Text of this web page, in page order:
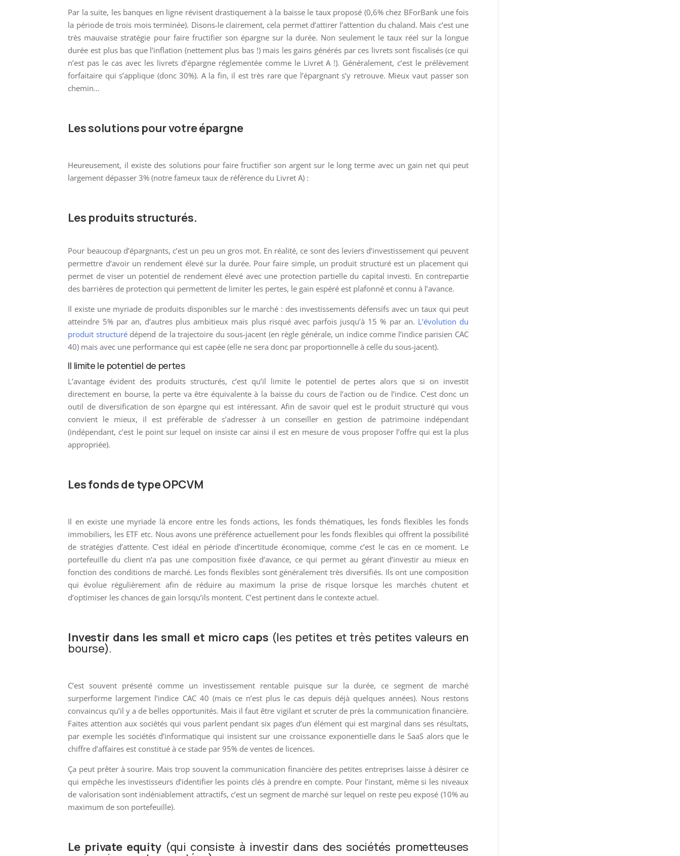
Par la suite, les banques en ligne révisent drastiquement à la baisse le taux proposé (0,6% chez BForBank une fois
la période de trois mois terminée). Disons-le clairement, cela permet d’attirer l’attention du chaland. Mais c’est une
très mauvaise stratégie pour faire fructifier son épargne sur la durée. Non seulement le taux réel sur la longue
durée est plus bas que l’inflation (nettement plus bas !) mais les gains générés par ces livrets sont fiscalisés (ce qui
n’est pas le cas avec les livrets d’épargne réglementée comme le Livret A !). Généralement, c’est le prélèvement
forfaitaire qui s’applique (donc 30%). A la fin, il est très rare que l’épargnant s’y retrouve. Mieux vaut passer son
chemin…
Les solutions pour votre épargne
Heureusement, il existe des solutions pour faire fructifier son argent sur le long terme avec un gain net qui peut
largement dépasser 3% (notre fameux taux de référence du Livret A) :
Les produits structurés.
Pour beaucoup d’épargnants, c’est un peu un gros mot. En réalité, ce sont des leviers d’investissement qui peuvent
permettre d’avoir un rendement élevé sur la durée. Pour faire simple, un produit structuré est un placement qui
permet de viser un potentiel de rendement élevé avec une protection partielle du capital investi. En contrepartie
des barrières de protection qui permettent de limiter les pertes, le gain espéré est plafonné et connu à l’avance.
Il existe une myriade de produits disponibles sur le marché : des investissements défensifs avec un taux qui peut
atteindre 5% par an, d’autres plus ambitieux mais plus risqué avec parfois jusqu’à 15 % par an. L’évolution du
produit structurédépend de la trajectoire du sous-jacent (en règle générale, un indice comme l’indice parisien CAC
40) mais avec une performance qui est capée (elle ne sera donc par proportionnelle à celle du sous-jacent).
Il limite le potentiel de pertes
L’avantage évident des produits structurés, c’est qu’il limite le potentiel de pertes alors que si on investit
directement en bourse, la perte va être équivalente à la baisse du cours de l’action ou de l’indice. C’est donc un
outil de diversification de son épargne qui est intéressant. Afin de savoir quel est le produit structuré qui vous
convient le mieux, il est préférable de s’adresser à un conseiller en gestion de patrimoine indépendant
(indépendant, c’est le point sur lequel on insiste car ainsi il est en mesure de vous proposer l’offre qui est la plus
appropriée).
Les fonds de type OPCVM
Il en existe une myriade là encore entre les fonds actions, les fonds thématiques, les fonds flexibles les fonds
immobiliers, les ETF etc. Nous avons une préférence actuellement pour les fonds flexibles qui offrent la possibilité
de stratégies d’attente. C’est idéal en période d’incertitude économique, comme c’est le cas en ce moment. Le
portefeuille du client n’a pas une composition fixée d’avance, ce qui permet au gérant d’investir au mieux en
fonction des conditions de marché. Les fonds flexibles sont généralement très diversifiés. Ils ont une composition
qui évolue régulièrement afin de réduire au maximum la prise de risque lorsque les marchés chutent et
d’optimiser les chances de gain lorsqu’ils montent. C’est pertinent dans le contexte actuel.
Investir dans les small et micro caps (les petites et très petites valeurs en
bourse).
C’est souvent présenté comme un investissement rentable puisque sur la durée, ce segment de marché
surperforme largement l’indice CAC 40 (mais ce n’est plus le cas depuis déjà quelques années). Nous restons
convaincus qu’il y a de belles opportunités. Mais il faut être vigilant et scruter de près la communication financière.
Faites attention aux sociétés qui vous parlent pendant six pages d’un élément qui est marginal dans ses résultats,
par exemple les sociétés d’informatique qui insistent sur une croissance exponentielle dans le SaaS alors que le
chiffre d’affaires est constitué à ce stade par 95% de ventes de licences.
Ça peut prêter à sourire. Mais trop souvent la communication financière des petites entreprises laisse à désirer ce
qui empêche les investisseurs d’identifier les points clés à prendre en compte. Pour l’instant, même si les niveaux
de valorisation sont indéniablement attractifs, c’est un segment de marché sur lequel on reste peu exposé (10% au
maximum de son portefeuille).
Le private equity(qui consiste à investir dans des sociétés prometteuses